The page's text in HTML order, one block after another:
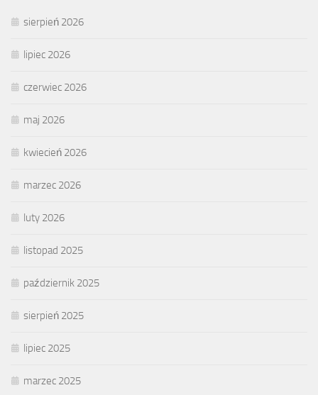
sierpień 2026
lipiec 2026
czerwiec 2026
maj 2026
kwiecień 2026
marzec 2026
luty 2026
listopad 2025
październik 2025
sierpień 2025
lipiec 2025
marzec 2025